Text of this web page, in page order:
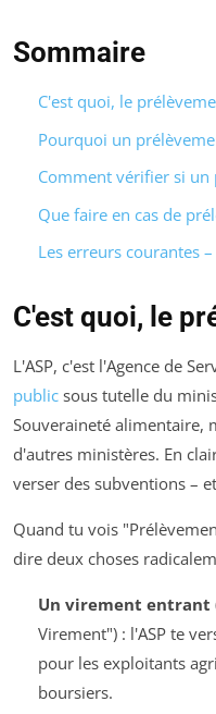
Sommaire
C'est quoi, le
Pourquoi un
Comment vérifier si un
Que faire en cas de
Les erreurs courantes
C'est quoi, le
L'ASP, c'est l'Agence de
public sous tutelle du
Souveraineté alimentaire,
d'autres ministères. En
verser des subventions –
Quand tu vois
dire deux choses
Un virement entrant
Virement") : l'ASP te
pour les exploitants
boursiers.